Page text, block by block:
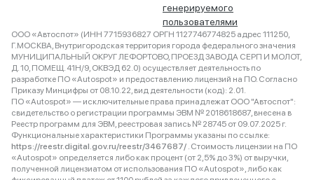
генерируемого
пользователями
ООО «Автоспот» (ИНН 7715936827 ОРГН 1127746774825 адрес 111250,
Г.МОСКВА, Внутригородская территория города федерального значения
МУНИЦИПАЛЬНЫЙ ОКРУГ ЛЕФОРТОВО, ПРОЕЗД ЗАВОДА СЕРП И МОЛОТ,
Д. 10, ПОМЕЩ. 41Н/9, ОКВЭД 62.0) осуществляет деятельность по
разработке ПО «Autospot» и предоставлению лицензий на ПО. Согласно
Приказу Минцифры от 08.10.22, вид деятельности (код): 2.01.
ПО «Autospot» — исключительные права принадлежат ООО "Автоспот":
свидетельство о регистрации программы ЭВМ № 2018618687, внесена в
Реестр программ для ЭВМ, реестровая запись № 28745 от 09.07.2025 г.
Функциональные характеристики Программы указаны по ссылке:
https://reestr.digital.gov.ru/reestr/3467687/ . Стоимость лицензии на ПО
«Autospot» определяется либо как процент (от 2,5% до 3%) от выручки,
полученной лицензиатом от использования ПО «Autospot», либо как